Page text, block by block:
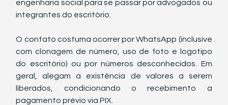
engenharia social para se passar por advogados ou
integrantes do escritório.
O contato costuma ocorrer por WhatsApp (inclusive
com clonagem de número, uso de foto e logotipo
do escritório) ou por números desconhecidos. Em
geral, alegam a existência de valores a serem
liberados, condicionando o recebimento a
pagamento prévio via PIX.